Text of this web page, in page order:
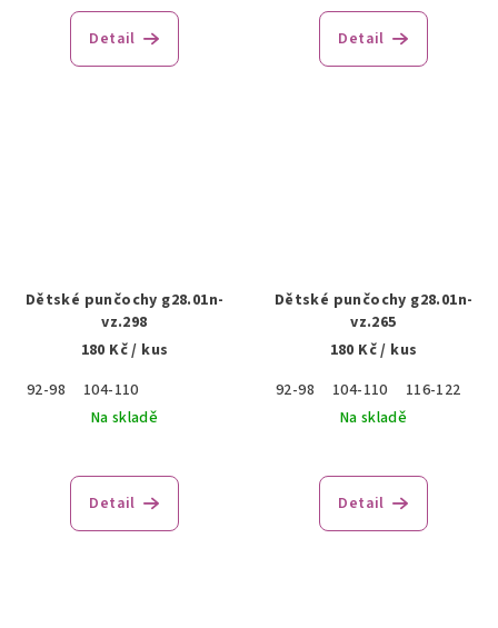
Detail Detail
Dětské punčochy g28.01n-
vz.298
180 Kč/ kus
92-98
104-110
Na skladě
Detail
Dětské punčochy g28.01n-
vz.265
180 Kč/ kus
92-98
104-110
116-122
Na skladě
Detail